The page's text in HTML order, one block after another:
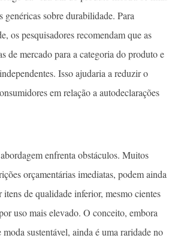
genéricas sobre durabilidade. Para
os pesquisadores recomendam que as
de mercado para a categoria do produto e
Isso ajudaria a reduzir o
em relação a autodeclarações
enfrenta obstáculos. Muitos
orçamentárias imediatas, podem ainda
itens de qualidade inferior, mesmo cientes
uso mais elevado. O conceito, embora
sustentável, ainda é uma raridade no